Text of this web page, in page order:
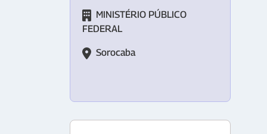
MINISTÉRIO PÚBLICO
FEDERAL
Sorocaba